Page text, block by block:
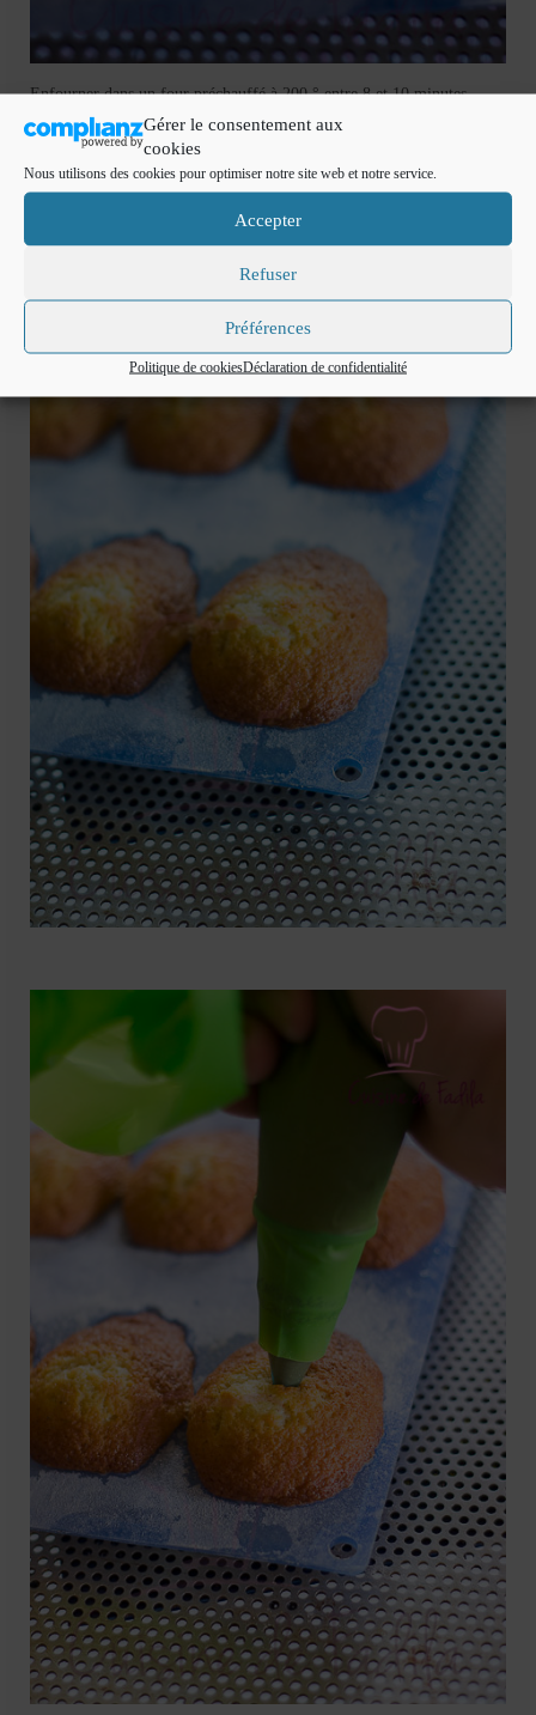
Gérer le consentement aux
cookies
Nous utilisons des cookies pour optimiser notre site web et notre service.
Accepter
Refuser
Préférences
Politique de cookiesDéclaration de confidentialité
Enfourner dans un four préchauffé à 200 ° entre 8 et 10 minutes.
Sortir du four et garnir de suite de Gianduja fondu .